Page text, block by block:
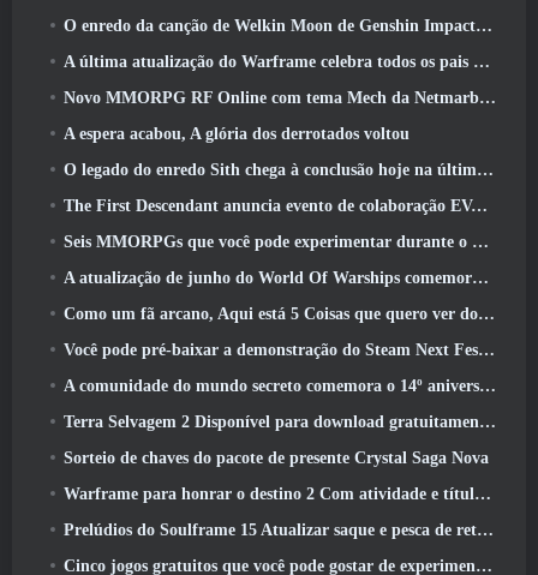
O enredo da canção de Welkin Moon de Genshin Impact chega ao fim.. Na lua
A última atualização do Warframe celebra todos os pais do espaço
Novo MMORPG RF Online com tema Mech da Netmarble será lançado globalmente
A espera acabou, A glória dos derrotados voltou
O legado do enredo Sith chega à conclusão hoje na última atualização do SWTOR
The First Descendant anuncia evento de colaboração EVANGELION
Seis MMORPGs que você pode experimentar durante o Steam Next Fest
A atualização de junho do World Of Warships comemora o Dia da Independência dos EUA com uma nova campanha narrativa
Como um fã arcano, Aqui está 5 Coisas que quero ver do MMO Riot
Você pode pré-baixar a demonstração do Steam Next Fest de Embers Of The Uncrowned Tomorrow
A comunidade do mundo secreto comemora o 14º aniversário com um mistério que eles devem resolver juntos
Terra Selvagem 2 Disponível para download gratuitamente (E manter) Por tempo limitado
Sorteio de chaves do pacote de presente Crystal Saga Nova
Warframe para honrar o destino 2 Com atividade e título especiais no jogo
Prelúdios do Soulframe 15 Atualizar saque e pesca de retrabalhos
Cinco jogos gratuitos que você pode gostar de experimentar durante o Bullet Fest